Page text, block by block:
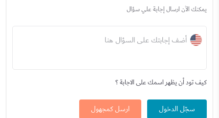
يمكنك الآن ارسال إجابة علي سؤال
أضف إجابتك على السؤال هنا
كيف تود أن يظهر اسمك على الاجابة ؟
سجّل الدخول ارسل كمجهول